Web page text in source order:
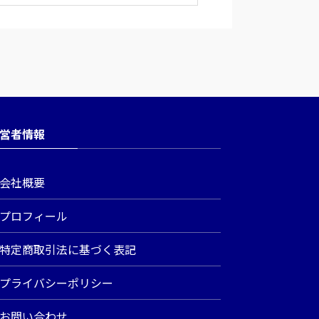
者情報
会社概要
プロフィール
特定商取引法に基づく表記
プライバシーポリシー